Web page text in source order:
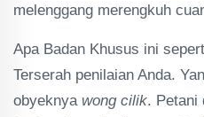
melenggang merengkuh
Apa Badan Khusus ini
Terserah penilaian Anda.
obyeknya wong cilik. Petani